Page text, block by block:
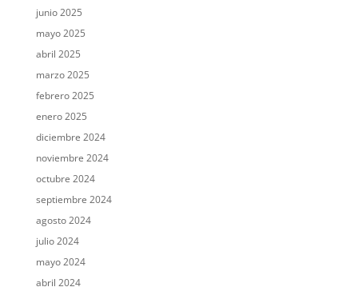
junio 2025
mayo 2025
abril 2025
marzo 2025
febrero 2025
enero 2025
diciembre 2024
noviembre 2024
octubre 2024
septiembre 2024
agosto 2024
julio 2024
mayo 2024
abril 2024